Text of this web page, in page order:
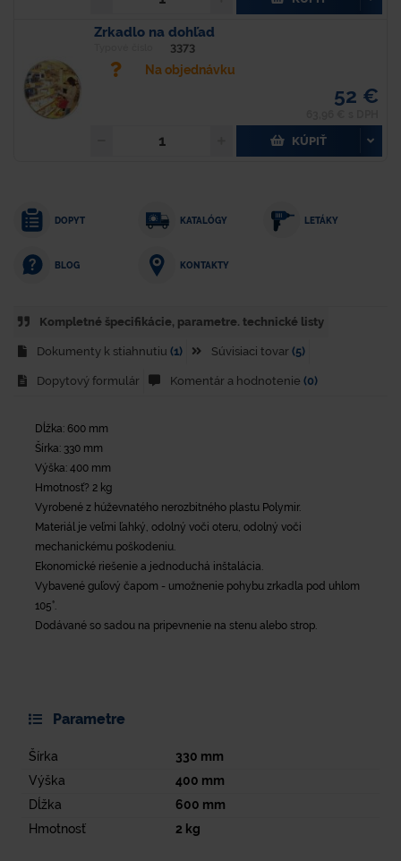
Zrkadlo na dohľad
3373
Na objednávku
52 €
KÚPIŤ
DOPYT KATALÓGY LETÁKY
BLOG KONTAKTY
Kompletné špecifikácie, parametre. technické listy
Dokumenty k stiahnutiu (1) Súvisiaci tovar (5)
Dopytový formulár Komentár a hodnotenie (0)
Dĺžka: 600 mm
Šírka: 330 mm
Výška: 400 mm
Hmotnosť? 2 kg
Vyrobené z húževnatého nerozbitného plastu Polymir.
Materiál je veľmi ľahký, odolný voči oteru, odolný voči
mechanickému poškodeniu.
Ekonomické riešenie a jednoduchá inštalácia.
Vybavené guľový čapom - umožnenie pohybu zrkadla pod uhlom
105°.
Dodávané so sadou na pripevnenie na stenu alebo strop.
Parametre
Šírka 330 mm
Výška
400 mm
Dĺžka
600 mm
Hmotnosť
2 kg